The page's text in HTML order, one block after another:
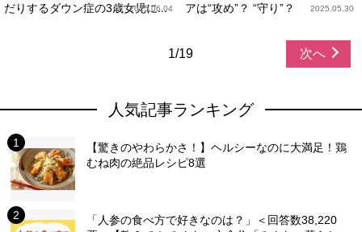
だりするダウン症の3歳女児に...
2025.06.04
アは“攻め”？ “守り”？
2025.05.30
1/19 次へ
人気記事ランキング
【驚きのやわらかさ！】ヘルシーなのに大満足！鶏
むね肉の絶品レシピ8選
「人参の食べ方で好きなのは？」＜回答数38,220